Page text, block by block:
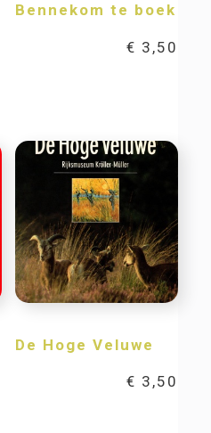
Bennekom te boek
€ 3,50
De Hoge Veluwe
€ 3,50